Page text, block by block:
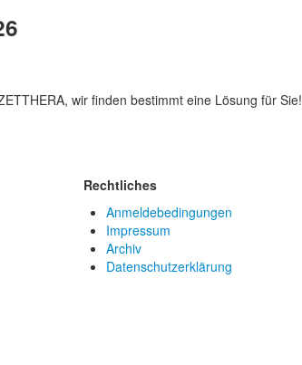
wir finden bestimmt eine Lösung für Sie!
Rechtliches
Anmeldebedingungen
Impressum
Archiv
Datenschutzerklärung